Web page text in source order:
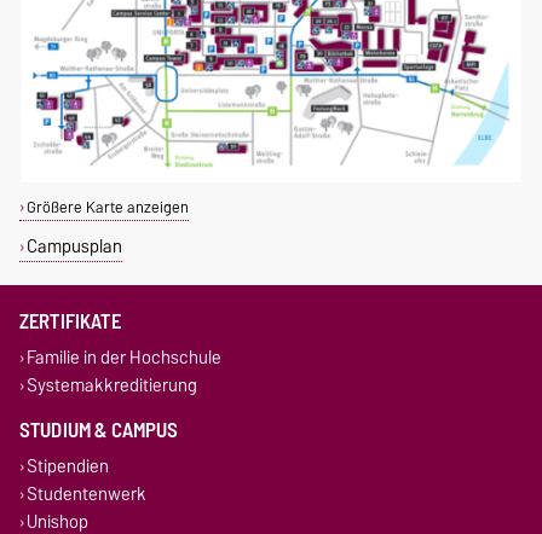
Größere Karte anzeigen
Campusplan
ZERTIFIKATE
Familie in der Hochschule
Systemakkreditierung
STUDIUM & CAMPUS
Stipendien
Studentenwerk
Unishop